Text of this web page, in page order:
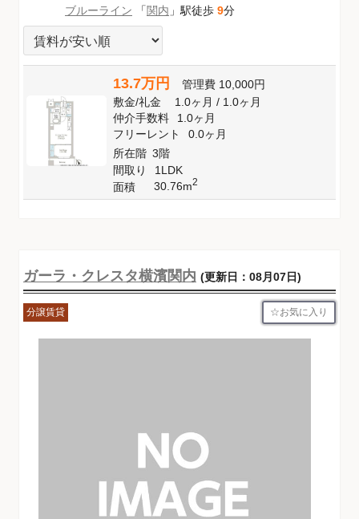
ブルーライン 「関内 」駅徒歩 9分
13.7万円 管理費 10,000円
敷金/礼金 1.0ヶ月/ 1.0ヶ月
仲介手数料
1.0ヶ月
フリーレント
0.0ヶ月
所在階 3階
間取り
1LDK
面積
30.76m2
ガーラ・クレスタ横濱関内 (更新日：08月07日)
分譲賃貸 お気に入り